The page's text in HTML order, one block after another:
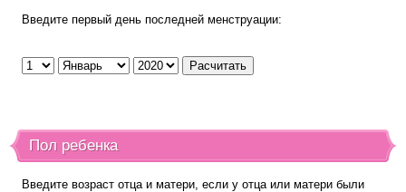
Введите первый день последней менструации:
Пол ребенка
Введите возраст отца и матери, если у отца или матери были